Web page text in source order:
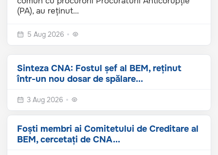
(PA), au reținut...
5 Aug 2026
Sinteza CNA: Fostul șef al BEM, reținut
într-un nou dosar de spălare...
3 Aug 2026
Foști membri ai Comitetului de Creditare al
BEM, cercetați de CNA...